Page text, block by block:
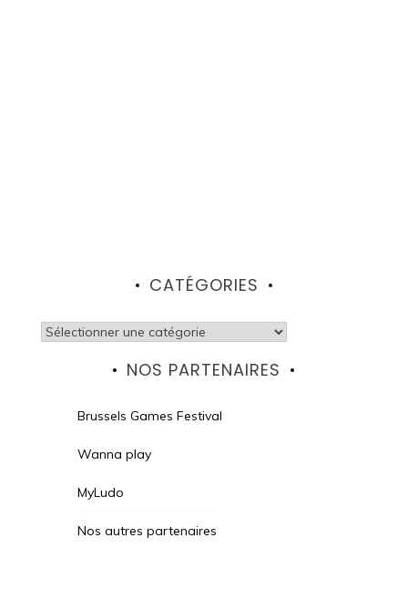
CATÉGORIES
Catégories
NOS PARTENAIRES
Brussels Games Festival
Wanna play
MyLudo
Nos autres partenaires